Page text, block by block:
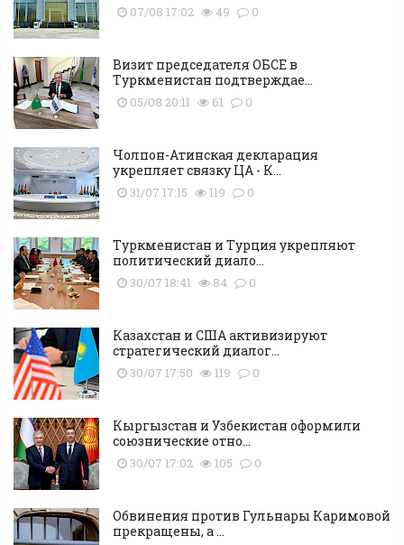
07/08 17:02 49 0
Визит председателя ОБСЕ в
Туркменистан подтверждае...
05/08 20:11 61 0
Чолпон-Атинская декларация
укрепляет связку ЦА - К...
31/07 17:15 119 0
Туркменистан и Турция укрепляют
политический диало...
30/07 18:41 84 0
Казахстан и США активизируют
стратегический диалог...
30/07 17:50 119 0
Кыргызстан и Узбекистан оформили
союзнические отно...
30/07 17:02 105 0
Обвинения против Гульнары Каримовой
прекращены, а ...